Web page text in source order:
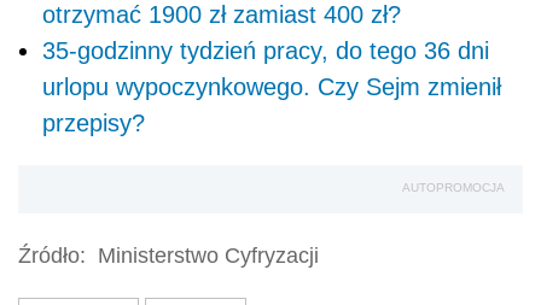
otrzymać 1900 zł zamiast 400 zł?
35-godzinny tydzień pracy, do tego 36 dni
urlopu wypoczynkowego. Czy Sejm zmienił
przepisy?
AUTOPROMOCJA
Źródło: Ministerstwo Cyfryzacji